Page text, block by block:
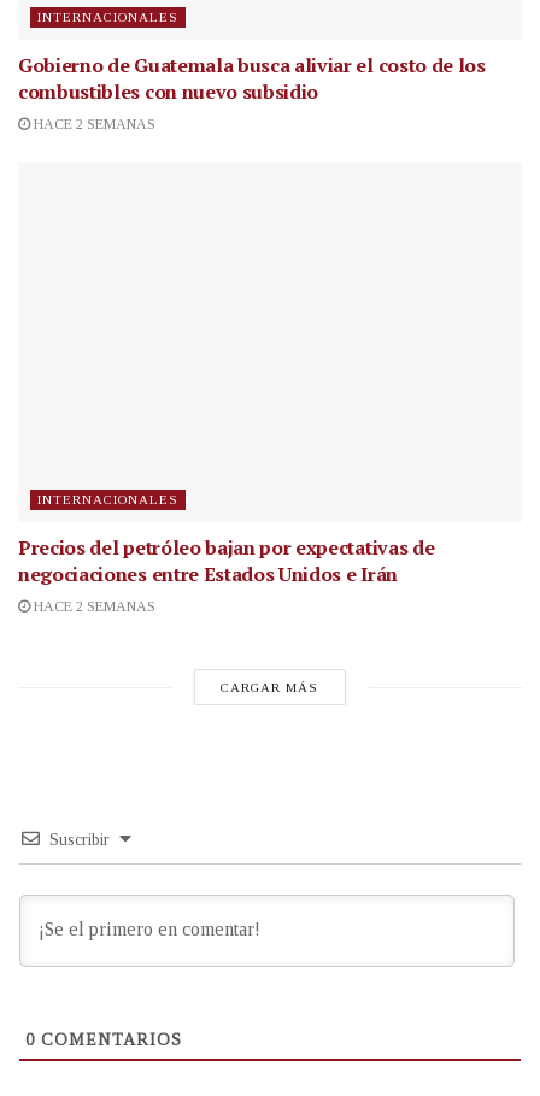
INTERNACIONALES
Gobierno de Guatemala busca aliviar el costo de los
combustibles con nuevo subsidio
HACE 2 SEMANAS
INTERNACIONALES
Precios del petróleo bajan por expectativas de
negociaciones entre Estados Unidos e Irán
HACE 2 SEMANAS
CARGAR MÁS
Suscribir
0 COMENTARIOS